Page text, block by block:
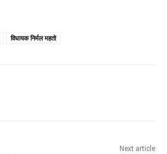
विधायक निर्मल महतो
Next article